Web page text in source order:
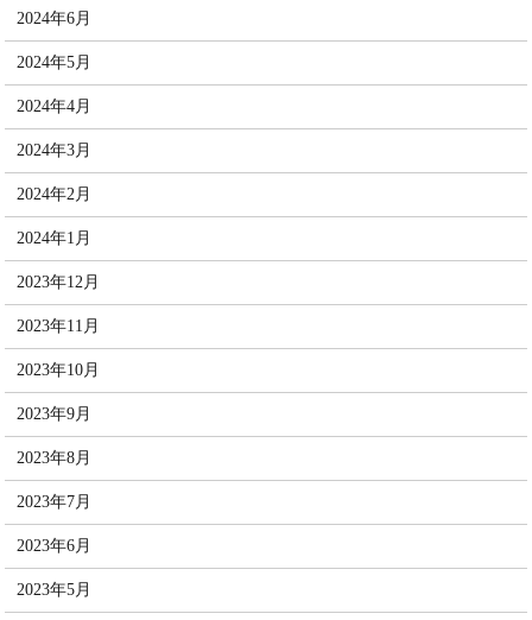
2024年6月
2024年5月
2024年4月
2024年3月
2024年2月
2024年1月
2023年12月
2023年11月
2023年10月
2023年9月
2023年8月
2023年7月
2023年6月
2023年5月